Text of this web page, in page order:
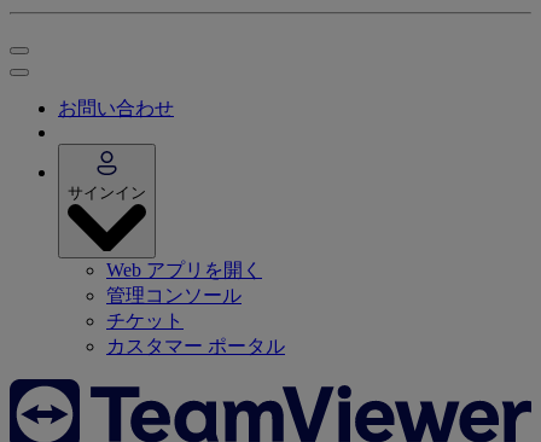
お問い合わせ
サインイン
Web アプリを開く
管理コンソール
チケット
カスタマー ポータル